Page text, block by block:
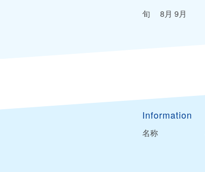
旬 8月 9月
Information
名称